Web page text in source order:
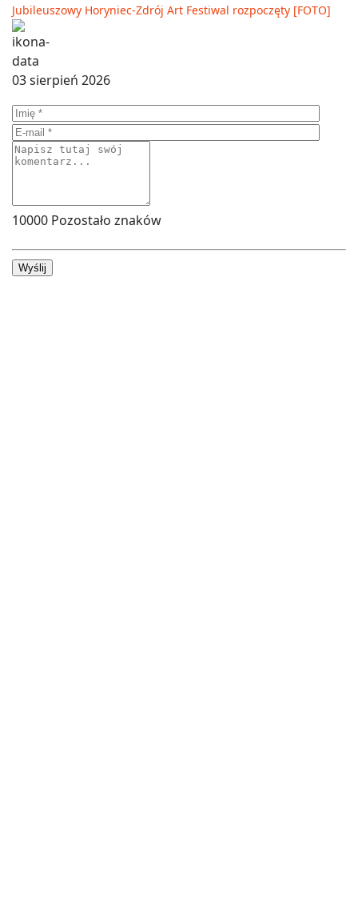
Jubileuszowy Horyniec-Zdrój Art Festiwal rozpoczęty [FOTO]
03 sierpień 2026
10000 Pozostało znaków
Wyślij